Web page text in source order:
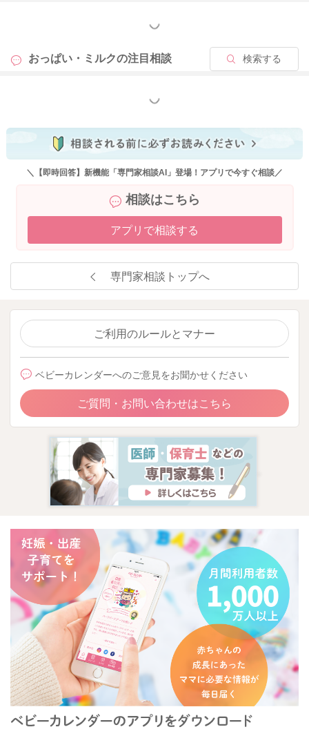
もっと見る
おっぱい・ミルクの注目相談 検索する
もっと見る
＼【即時回答】新機能「専門家相談AI」登場！アプリで今すぐ相談／
相談はこちら
アプリで相談する
専門家相談トップへ
ご利用のルールとマナー
ベビーカレンダーへのご意見をお聞かせください
ご質問・お問い合わせはこちら